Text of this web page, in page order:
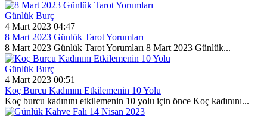
Günlük Burç
4 Mart 2023 04:47
8 Mart 2023 Günlük Tarot Yorumları
8 Mart 2023 Günlük Tarot Yorumları 8 Mart 2023 Günlük...
Günlük Burç
4 Mart 2023 00:51
Koç Burcu Kadınını Etkilemenin 10 Yolu
Koç burcu kadınını etkilemenin 10 yolu için önce Koç kadınını...